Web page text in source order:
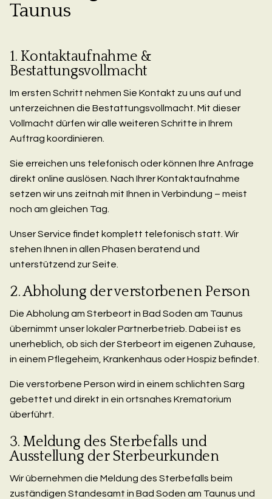
Taunus
1. Kontaktaufnahme &
Bestattungsvollmacht
Im ersten Schritt nehmen Sie Kontakt zu uns auf und
unterzeichnen die Bestattungsvollmacht. Mit dieser
Vollmacht dürfen wir alle weiteren Schritte in Ihrem
Auftrag koordinieren.
Sie erreichen uns telefonisch oder können Ihre Anfrage
direkt online auslösen. Nach Ihrer Kontaktaufnahme
setzen wir uns zeitnah mit Ihnen in Verbindung – meist
noch am gleichen Tag.
Unser Service findet komplett telefonisch statt. Wir
stehen Ihnen in allen Phasen beratend und
unterstützend zur Seite.
2. Abholung der verstorbenen Person
Die Abholung am Sterbeort in Bad Soden am Taunus
übernimmt unser lokaler Partnerbetrieb. Dabei ist es
unerheblich, ob sich der Sterbeort im eigenen Zuhause,
in einem Pflegeheim, Krankenhaus oder Hospiz befindet.
Die verstorbene Person wird in einem schlichten Sarg
gebettet und direkt in ein ortsnahes Krematorium
überführt.
3. Meldung des Sterbefalls und
Ausstellung der Sterbeurkunden
Wir übernehmen die Meldung des Sterbefalls beim
zuständigen Standesamt in Bad Soden am Taunus und